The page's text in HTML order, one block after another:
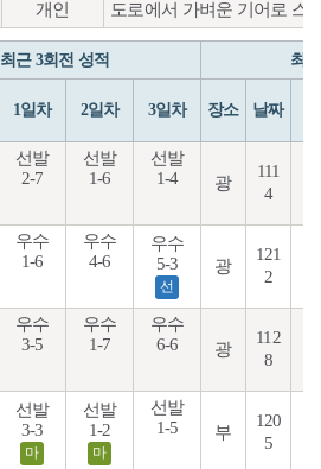
개인 도로에서 가벼운 기어로 스
최근 3회전 성적 최
1일차 2일차 3일차 장소 날짜
선발
2-7
선발
1-6
선발
1-4
광
111
4
우수
1-6
우수
4-6
우수
5-3
선
광
121
2
우수
3-5
우수
1-7
우수
6-6
광
112
8
선발
3-3
마
선발
1-2
마
선발
1-5
부
120
5